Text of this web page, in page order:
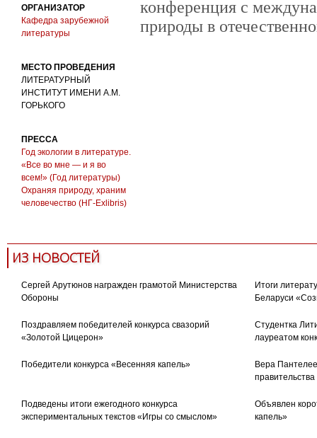
ОРГАНИЗАТОР
Кафедра зарубежной
литературы
МЕСТО ПРОВЕДЕНИЯ
ЛИТЕРАТУРНЫЙ
ИНСТИТУТ ИМЕНИ А.М.
ГОРЬКОГО
ПРЕССА
Год экологии в литературе.
«Все во мне — и я во
всем!» (Год литературы)
Охраняя природу, храним
человечество (НГ-Exlibris)
конференция с
природы в
ИЗ НОВОСТЕЙ
Сергей Арутюнов награжден грамотой Министерства
Обороны
Итоги
Беларуси
Поздравляем победителей конкурса свазорий
«Золотой Цицерон»
Студентка
лауреатом
Победители конкурса «Весенняя капель»
Вера
Подведены итоги ежегодного конкурса
экспериментальных текстов «Игры со смыслом»
Объявлен
капель»